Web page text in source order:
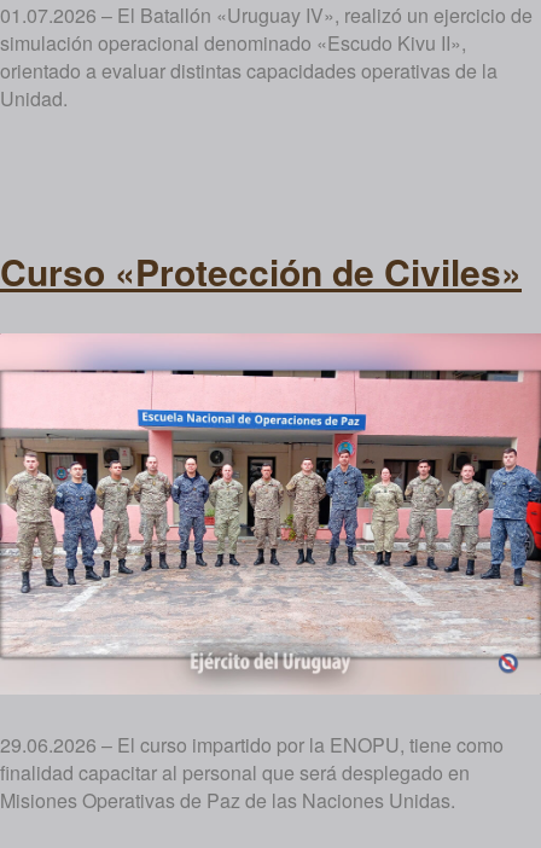
01.07.2026 – El Batallón «Uruguay IV», realizó un ejercicio de
simulación operacional denominado «Escudo Kivu II»,
orientado a evaluar distintas capacidades operativas de la
Unidad.
Curso «Protección de Civiles»
29.06.2026 – El curso impartido por la ENOPU, tiene como
finalidad capacitar al personal que será desplegado en
Misiones Operativas de Paz de las Naciones Unidas.